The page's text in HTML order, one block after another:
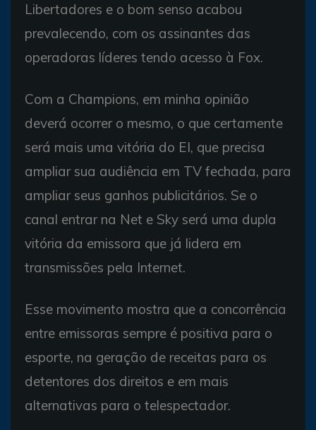
Libertadores e o bom senso acabou
prevalecendo, com os assinantes das
operadoras líderes tendo acesso à Fox.
Com a Champions, em minha opinião
deverá ocorrer o mesmo, o que certamente
será mais uma vitória do EI, que precisa
ampliar sua audiência em TV fechada, para
ampliar seus ganhos publicitários. Se o
canal entrar na Net e Sky será uma dupla
vitória da emissora que já lidera em
transmissões pela Internet.
Esse movimento mostra que a concorrência
entre emissoras sempre é positiva para o
esporte, na geração de receitas para os
detentores dos direitos e em mais
alternativas para o telespectador.